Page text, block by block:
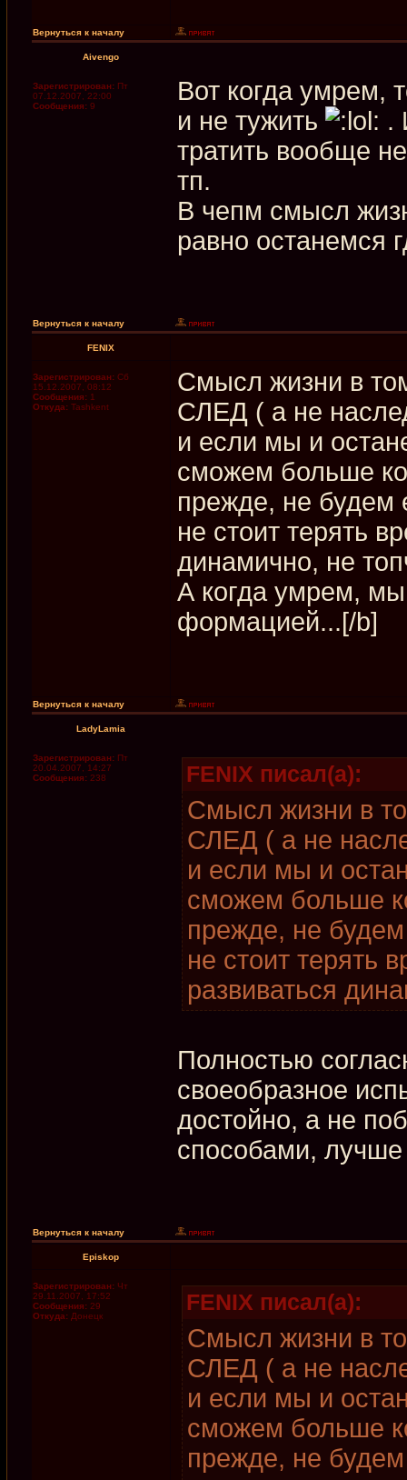
Вернуться к началу
Aivengo
Зарегистрирован: Пт
07.12.2007, 22:00
Сообщения: 9
Вот когда умрем,
и не тужить
.
тратить вообще
тп.
В чепм смысл
равно останемся
Вернуться к началу
FENIX
Зарегистрирован: Сб
15.12.2007, 08:12
Сообщения: 1
Откуда: Tashkent
Смысл жизни в
СЛЕД ( а не
и если мы и
сможем больше
прежде, не будем
не стоит терять
динамично, не
А когда умрем,
формацией...[/b]
Вернуться к началу
LadyLamia
Зарегистрирован: Пт
20.04.2007, 14:27
Сообщения: 238 FENIX писал(а):
Смысл жизни в
СЛЕД ( а не
и если мы и
сможем больше
прежде, не
не стоит терять
развиваться
Полностью
своеобразное
достойно, а не
способами, лучше
Вернуться к началу
Episkop
Зарегистрирован: Чт
29.11.2007, 17:52
Сообщения: 29
Откуда: Донецк
FENIX писал(а):
Смысл жизни в
СЛЕД ( а не
и если мы и
сможем больше
прежде, не